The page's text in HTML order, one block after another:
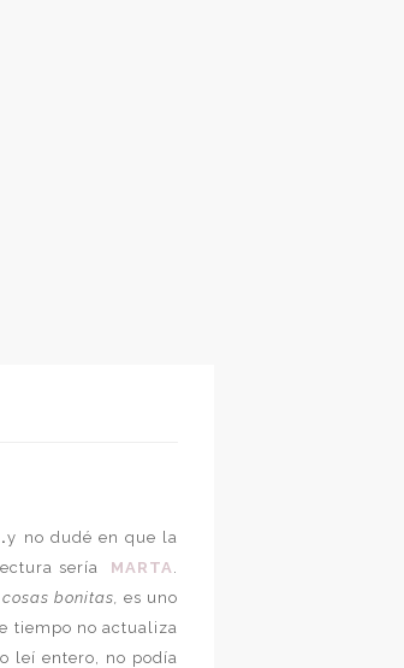
y no dudé en que la
sería MARTA.
cosas bonitas,es uno
tiempo no actualiza
leí entero, no podía